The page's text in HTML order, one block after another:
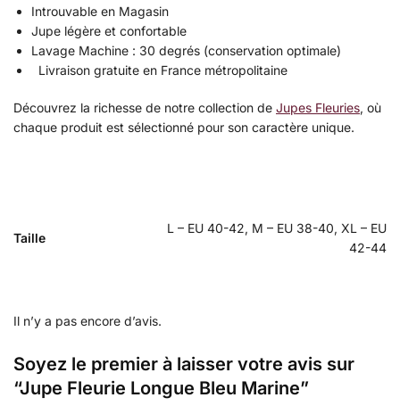
Introuvable en Magasin
Jupe légère et confortable
Lavage Machine : 30 degrés (conservation optimale)
Livraison gratuite en France métropolitaine
Découvrez la richesse de notre collection de Jupes Fleuries, où
chaque produit est sélectionné pour son caractère unique.
Taille
L – EU 40-42, M – EU 38-40, XL – EU
42-44
Il n’y a pas encore d’avis.
Soyez le premier à laisser votre avis sur
“Jupe Fleurie Longue Bleu Marine”